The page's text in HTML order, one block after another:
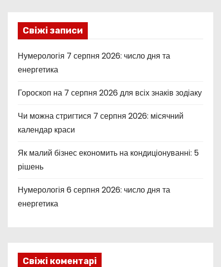
Свіжі записи
Нумерологія 7 серпня 2026: число дня та
енергетика
Гороскоп на 7 серпня 2026 для всіх знаків зодіаку
Чи можна стригтися 7 серпня 2026: місячний
календар краси
Як малий бізнес економить на кондиціонуванні: 5
рішень
Нумерологія 6 серпня 2026: число дня та
енергетика
Свіжі коментарі